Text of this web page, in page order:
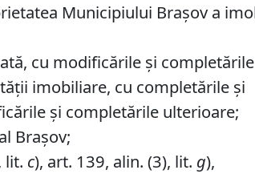
Municipiului Braşov a
cu modificările şi completările
imobiliare, cu completările și
și completările ulterioare;
Brașov;
lit. c), art. 139, alin. (3), lit. g),